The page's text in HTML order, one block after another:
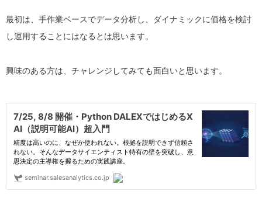
最初は、手作業ベースでデータ分析し、ダイナミックに価格を検討
し運用することにはなるとは思います。
興味のある方は、チャレンジしてみても面白いと思います。